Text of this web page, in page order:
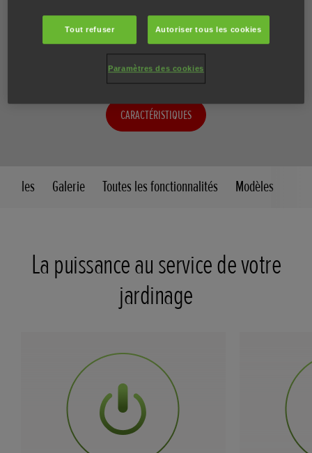
Avec sa technologie à batterie sans fil, ses performances
de coupe inégalées et sa conception robuste, l'IZY-ON est
idéale pour entretenir facilement les jardins d'une
superficie petite ou moyenne.
CARACTÉRISTIQUES
Galerie Toutes les fonctionnalités Modèles
La puissance au service de votre
jardinage
Tout refuser Autoriser tous les cookies
Paramètres des cookies